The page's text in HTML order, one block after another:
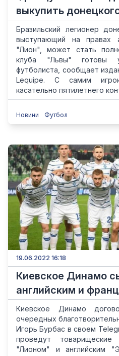
выкупить
Бразильский легионер
выступающий на правах
"Лион", может стать
клуба "Львы" готовы
футболиста, сообщает
Lequipe. C cамим
касательно пятилетнего
Новини Футбол
19.06.2022 16:18
Киевское Динамо
английским и
Киевское Динамо
очередных
Игорь Бурбас в своем
проведут
"Лионом" и английским